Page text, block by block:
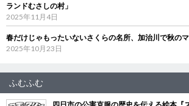
ランドむさしの村」
2025年11月4日
春だけじゃもったいないさくらの名所、加治川で秋の
2025年10月23日
ふむふむ